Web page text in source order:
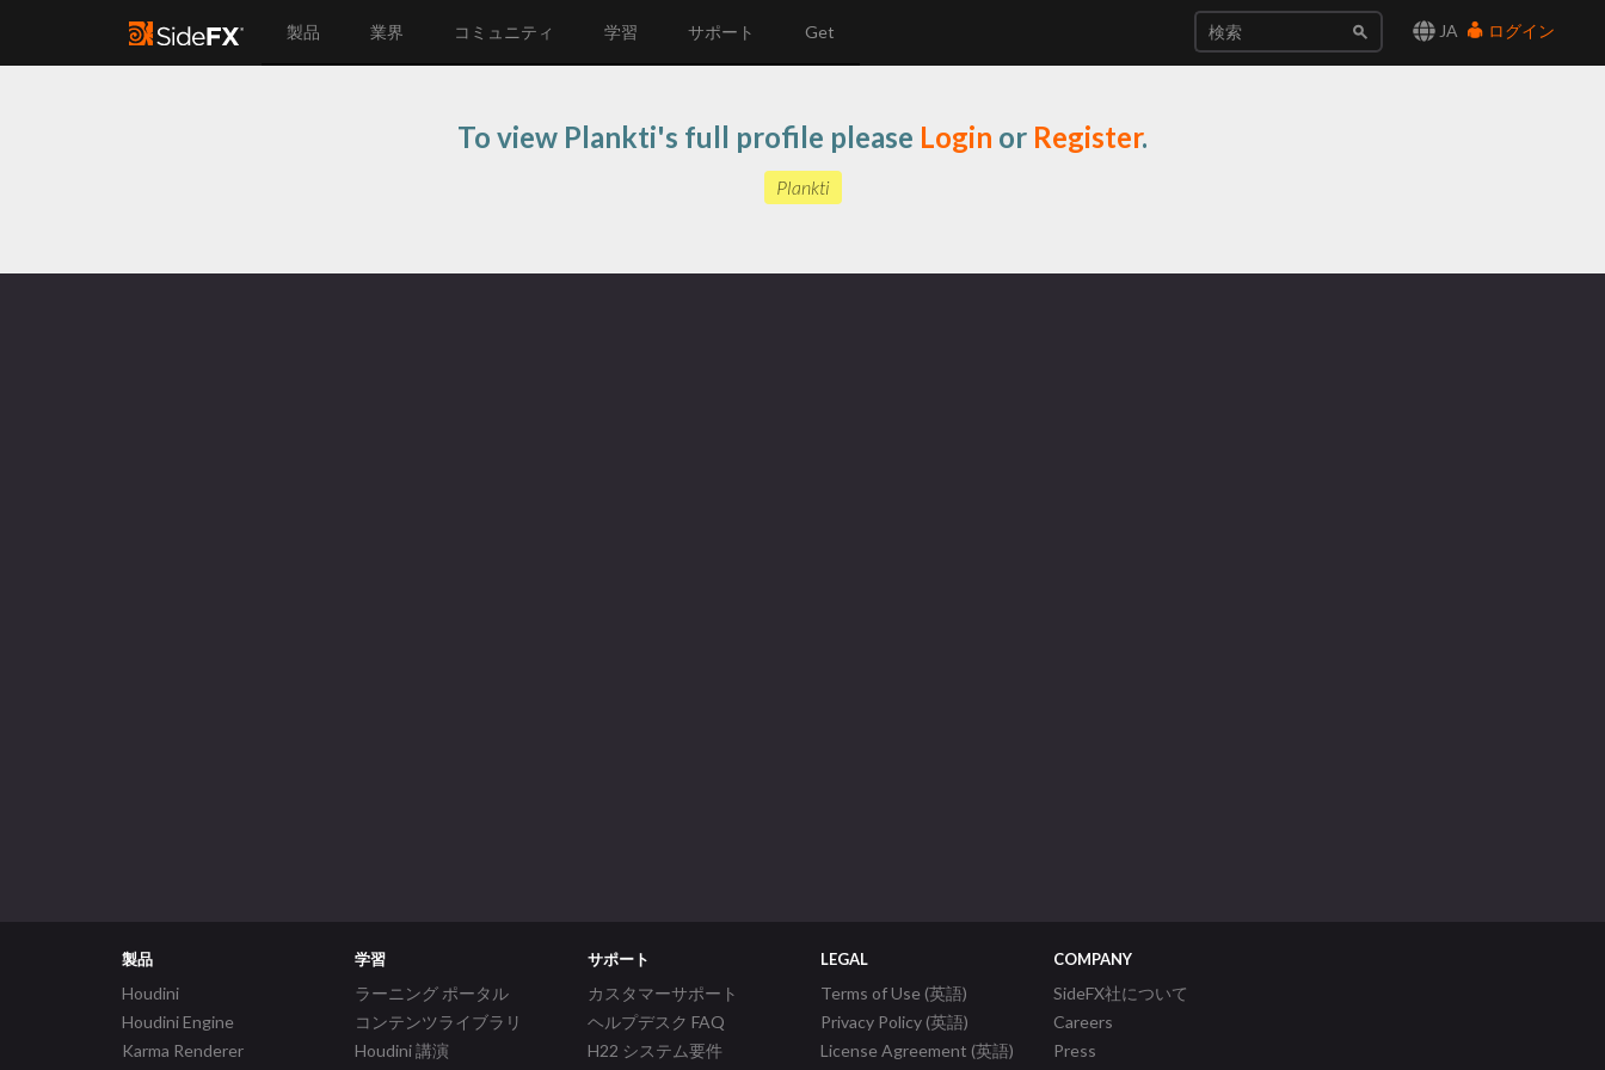
JA ログイン
製品 業界 コミュニティ 学習 サポート Get
To view Plankti's full profile please Login or Register.
Plankti
製品
Houdini
Houdini Engine
Karma Renderer
学習
ラーニング ポータル
コンテンツライブラリ
Houdini 講演
サポート
カスタマーサポート
ヘルプデスク FAQ
H22 システム要件
LEGAL
Terms of Use (英語)
Privacy Policy (英語)
License Agreement (英語)
COMPANY
SideFX社について
Careers
Press